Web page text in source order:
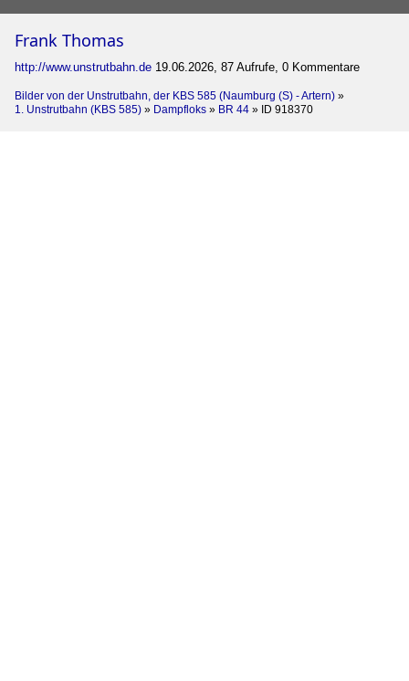
Frank Thomas
http://www.unstrutbahn.de 19.06.2026, 87 Aufrufe, 0 Kommentare
Bilder von der Unstrutbahn, der KBS 585 (Naumburg (S) - Artern) »
1. Unstrutbahn (KBS 585) » Dampfloks » BR 44 » ID 918370